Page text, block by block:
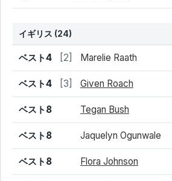
イギリス (24)
結果 シード 選手名
ベスト4 [2] Marelie Raath
ベスト4 [3] Given Roach
ベスト8 Tegan Bush
ベスト8 Jaquelyn Ogunwale
ベスト8 Flora Johnson